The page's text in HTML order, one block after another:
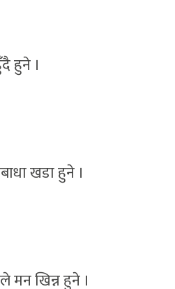
हुने ।
खडा हुने ।
मन खिन्न हुने ।